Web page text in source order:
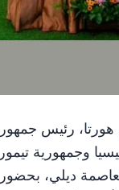
رئيس
وجمهورية
ديلي،